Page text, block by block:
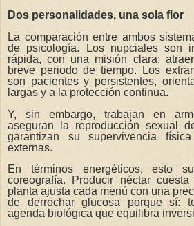
Dos personalidades, una sola flor
La comparación entre ambos
de psicología. Los nupciales son
rápida, con una misión clara:
breve periodo de tiempo. Los
son pacientes y persistentes,
largas y a la protección continua.
Y, sin embargo, trabajan en
aseguran la reproducción sexual
garantizan su supervivencia
externas.
En términos energéticos, esto
coreografía. Producir néctar
planta ajusta cada menú con una
de derrochar glucosa porque sí:
agenda biológica que equilibra